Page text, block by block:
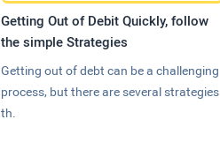
Getting Out of Debit Quickly, follow
the simple Strategies
Getting out of debt can be a challenging
process, but there are several strategies
th.